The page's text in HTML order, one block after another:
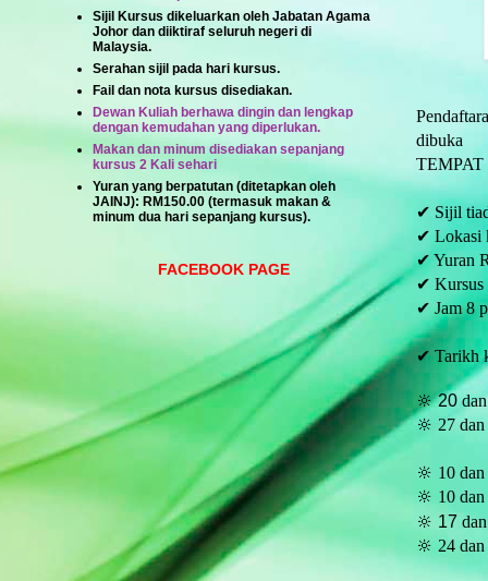
dibuka
✔ Sijil
✔ Lokasi
✔ Yuran
✔ Kursus
✔ Jam 8
✔ Tarikh
🔆 20
🔆 27
🔆 10
🔆 10
🔆 17
🔆 24
Sijil Kursus dikeluarkan oleh Jabatan Agama
Johor dan diiktiraf seluruh negeri di
Malaysia.
Serahan sijil pada hari kursus.
Fail dan nota kursus disediakan.
Dewan Kuliah berhawa dingin dan lengkap
dengan kemudahan yang diperlukan.
Makan dan minum disediakan sepanjang
kursus 2 Kali sehari
Yuran yang berpatutan (ditetapkan oleh
JAINJ): RM150.00 (termasuk makan &
minum dua hari sepanjang kursus).
FACEBOOK PAGE